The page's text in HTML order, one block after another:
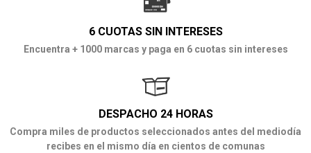
6 CUOTAS SIN INTERESES
Encuentra + 1000 marcas y paga en 6 cuotas sin intereses
DESPACHO 24 HORAS
Compra miles de productos seleccionados antes del mediodía
recibes en el mismo día en cientos de comunas